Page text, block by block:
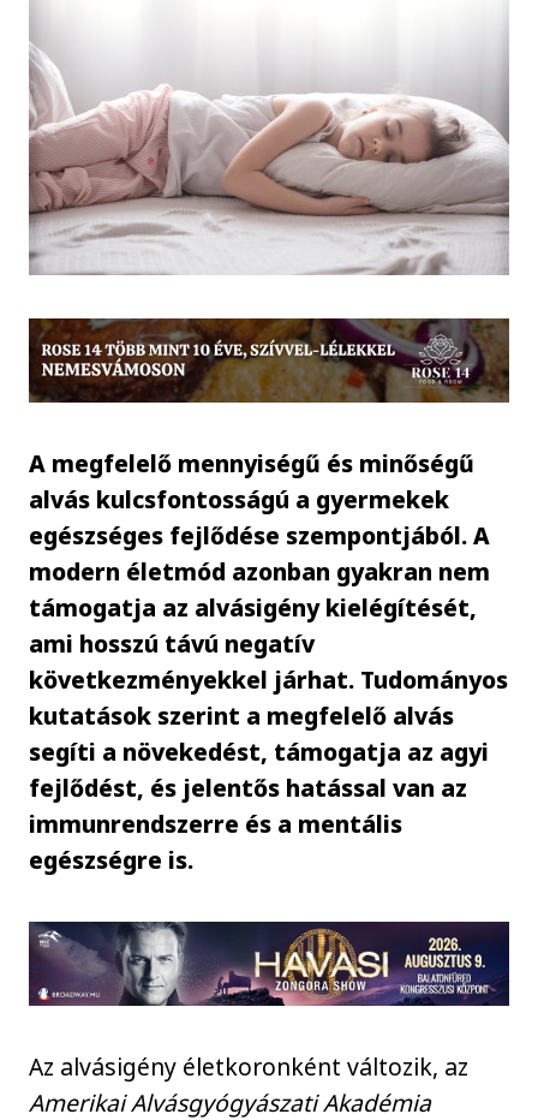
A megfelelő mennyiségű és minőségű
alvás kulcsfontosságú a gyermekek
egészséges fejlődése szempontjából. A
modern életmód azonban gyakran nem
támogatja az alvásigény kielégítését,
ami hosszú távú negatív
következményekkel járhat. Tudományos
kutatások szerint a megfelelő alvás
segíti a növekedést, támogatja az agyi
fejlődést, és jelentős hatással van az
immunrendszerre és a mentális
egészségre is.
Az alvásigény életkoronként változik, az
Amerikai Alvásgyógyászati Akadémia